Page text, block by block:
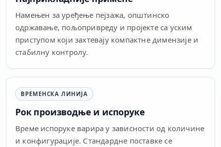
Намењен за уређење пејзажа, општинско
одржавање, пољопривреду и пројекте са уским
приступом који захтевају компактне димензије и
стабилну контролу.
ВРЕМЕНСКА ЛИНИЈА
Рок производње и испоруке
Време испоруке варира у зависности од количине
и конфигурације. Стандардне поставке се